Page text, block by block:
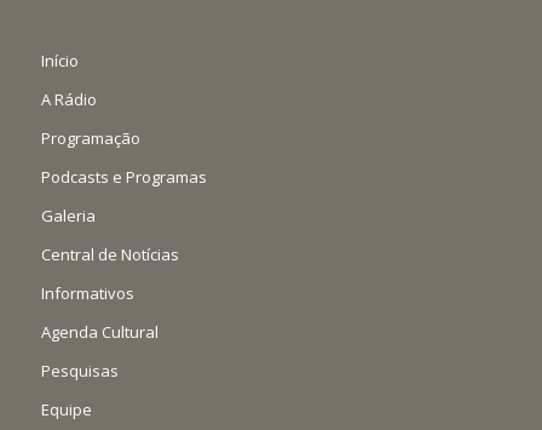
Início
A Rádio
Programação
Podcasts e Programas
Galeria
Central de Notícias
Informativos
Agenda Cultural
Pesquisas
Equipe